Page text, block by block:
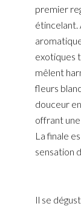
premier
étincelant.
exotiques
mêlent
fleurs
douceur
offrant
La finale
sensation
Il se